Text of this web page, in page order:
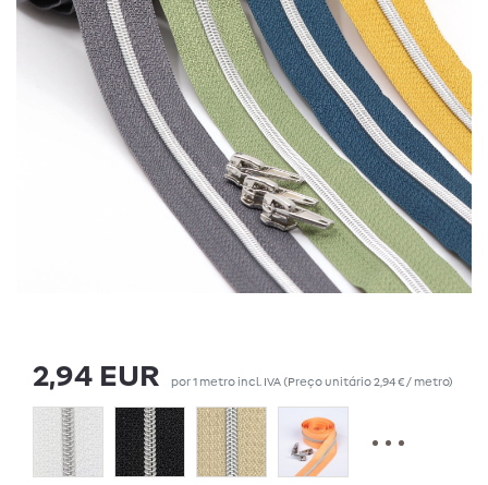
2,94 EUR por1 metro incl. IVA(Preço unitário2,94 € / metro)